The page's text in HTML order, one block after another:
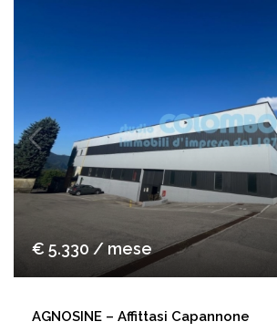
€ 5.330 / mese
AGNOSINE – Affittasi Capannone